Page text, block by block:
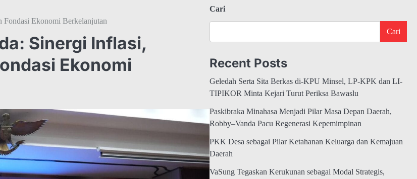
Fondasi Ekonomi Berkelanjutan
Sinergi Inflasi,
Ekonomi
Cari
Cari
Recent Posts
Geledah Serta Sita Berkas di-KPU Minsel, LP-KPK dan LI-
TIPIKOR Minta Kejari Turut Periksa Bawaslu
Paskibraka Minahasa Menjadi Pilar Masa Depan Daerah,
Robby–Vanda Pacu Regenerasi Kepemimpinan
PKK Desa sebagai Pilar Ketahanan Keluarga dan Kemajuan
Daerah
VaSung Tegaskan Kerukunan sebagai Modal Strategis,